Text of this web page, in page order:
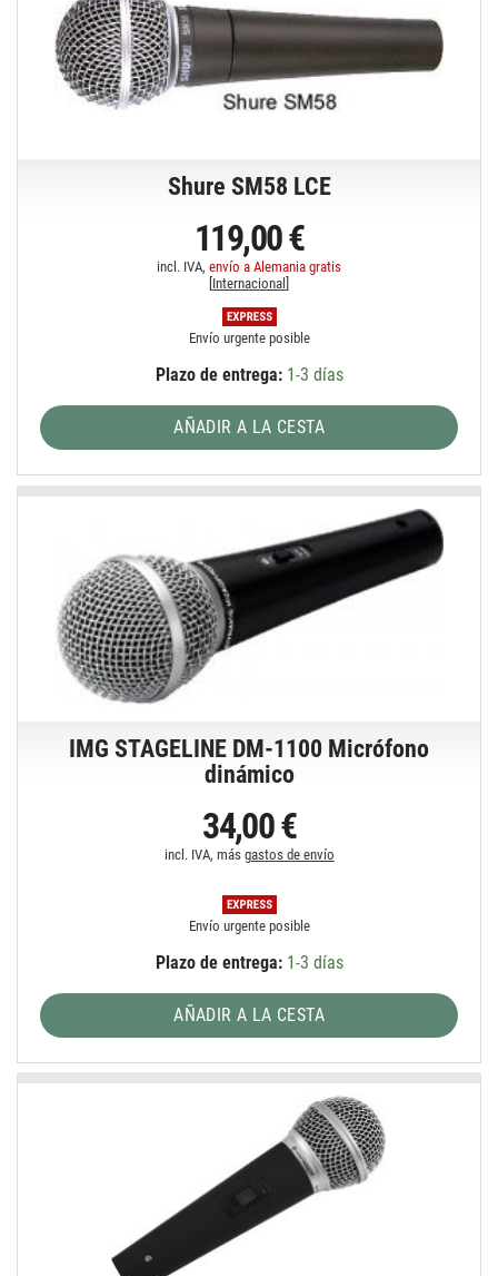
Shure SM58 LCE
119,00 €
incl. IVA,envío a Alemania gratis
Internacional
Envío urgente posible
Plazo de entrega:1-3 días
AÑADIR A LA CESTA
IMG STAGELINE DM-1100 Micrófono
dinámico
34,00 €
incl. IVA, más gastos de envío
Envío urgente posible
Plazo de entrega:1-3 días
AÑADIR A LA CESTA